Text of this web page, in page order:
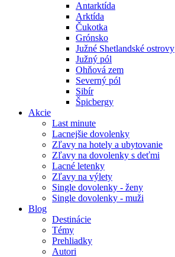
Antarktída
Arktída
Čukotka
Grónsko
Južné Shetlandské ostrovy
Južný pól
Ohňová zem
Severný pól
Sibír
Špicbergy
Akcie
Last minute
Lacnejšie dovolenky
Zľavy na hotely a ubytovanie
Zľavy na dovolenky s deťmi
Lacné letenky
Zľavy na výlety
Single dovolenky - ženy
Single dovolenky - muži
Blog
Destinácie
Témy
Prehliadky
Autori